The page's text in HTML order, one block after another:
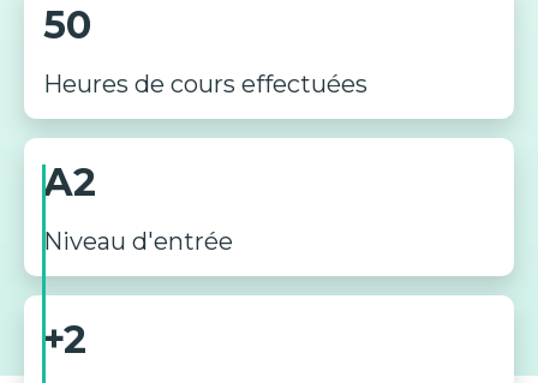
50
Heures de cours effectuées
A2
Niveau d'entrée
+2